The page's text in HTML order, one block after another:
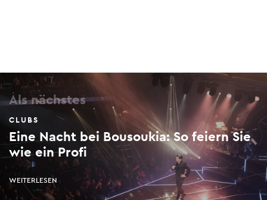
Als nächstes
CLUBS
Eine Nacht bei Bousoukia: So feiern Sie
wie ein Profi
WEITERLESEN